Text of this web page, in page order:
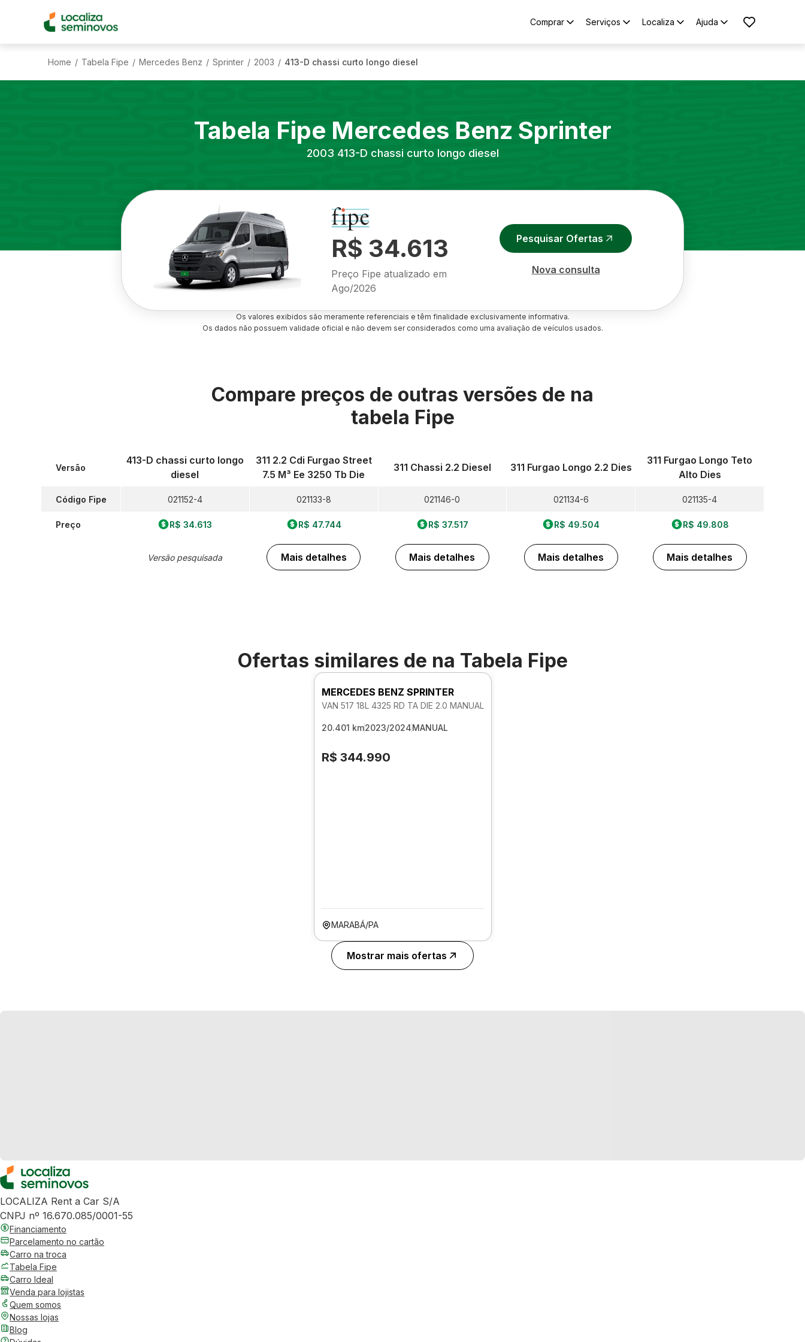
Comprar Serviços Localiza Ajuda
Home / Tabela Fipe / Mercedes Benz / Sprinter / 2003 / 413-D chassi curto longo diesel
Tabela Fipe Mercedes Benz Sprinter
2003 413-D chassi curto longo diesel
R$ 34.613
Preço Fipe atualizado em
Ago/2026
Pesquisar Ofertas
Nova consulta
Os valores exibidos são meramente referenciais e têm finalidade exclusivamente informativa.
Os dados não possuem validade oficial e não devem ser considerados como uma avaliação de veículos usados.
Compare preços de outras versões de na
tabela Fipe
Versão
Código Fipe
Preço
413-D chassi curto longo
diesel
021152-4
R$ 34.613
Versão pesquisada
311 2.2 Cdi Furgao Street
7.5 M³ Ee 3250 Tb Die
021133-8
R$ 47.744
Mais detalhes
311 Chassi 2.2 Diesel
021146-0
R$ 37.517
Mais detalhes
311 Furgao Longo 2.2 Dies
021134-6
R$ 49.504
Mais detalhes
311 Furgao Longo Teto
Alto Dies
021135-4
R$ 49.808
Mais detalhes
Ofertas similares de na Tabela Fipe
MERCEDES BENZ SPRINTER
VAN 517 18L 4325 RD TA DIE 2.0 MANUAL
20.401 km2023/2024MANUAL
R$ 344.990
MARABÁ/PA
Mostrar mais ofertas
LOCALIZA Rent a Car S/A
CNPJ nº 16.670.085/0001-55
Financiamento
Parcelamento no cartão
Carro na troca
Tabela Fipe
Carro Ideal
Venda para lojistas
Quem somos
Nossas lojas
Blog